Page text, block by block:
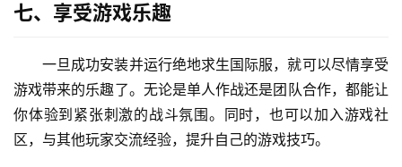
七、享受游戏乐趣
一旦成功安装并运行绝地求生国际服，就可以尽情享受
游戏带来的乐趣了。无论是单人作战还是团队合作，都能让
你体验到紧张刺激的战斗氛围。同时，也可以加入游戏社
区，与其他玩家交流经验，提升自己的游戏技巧。